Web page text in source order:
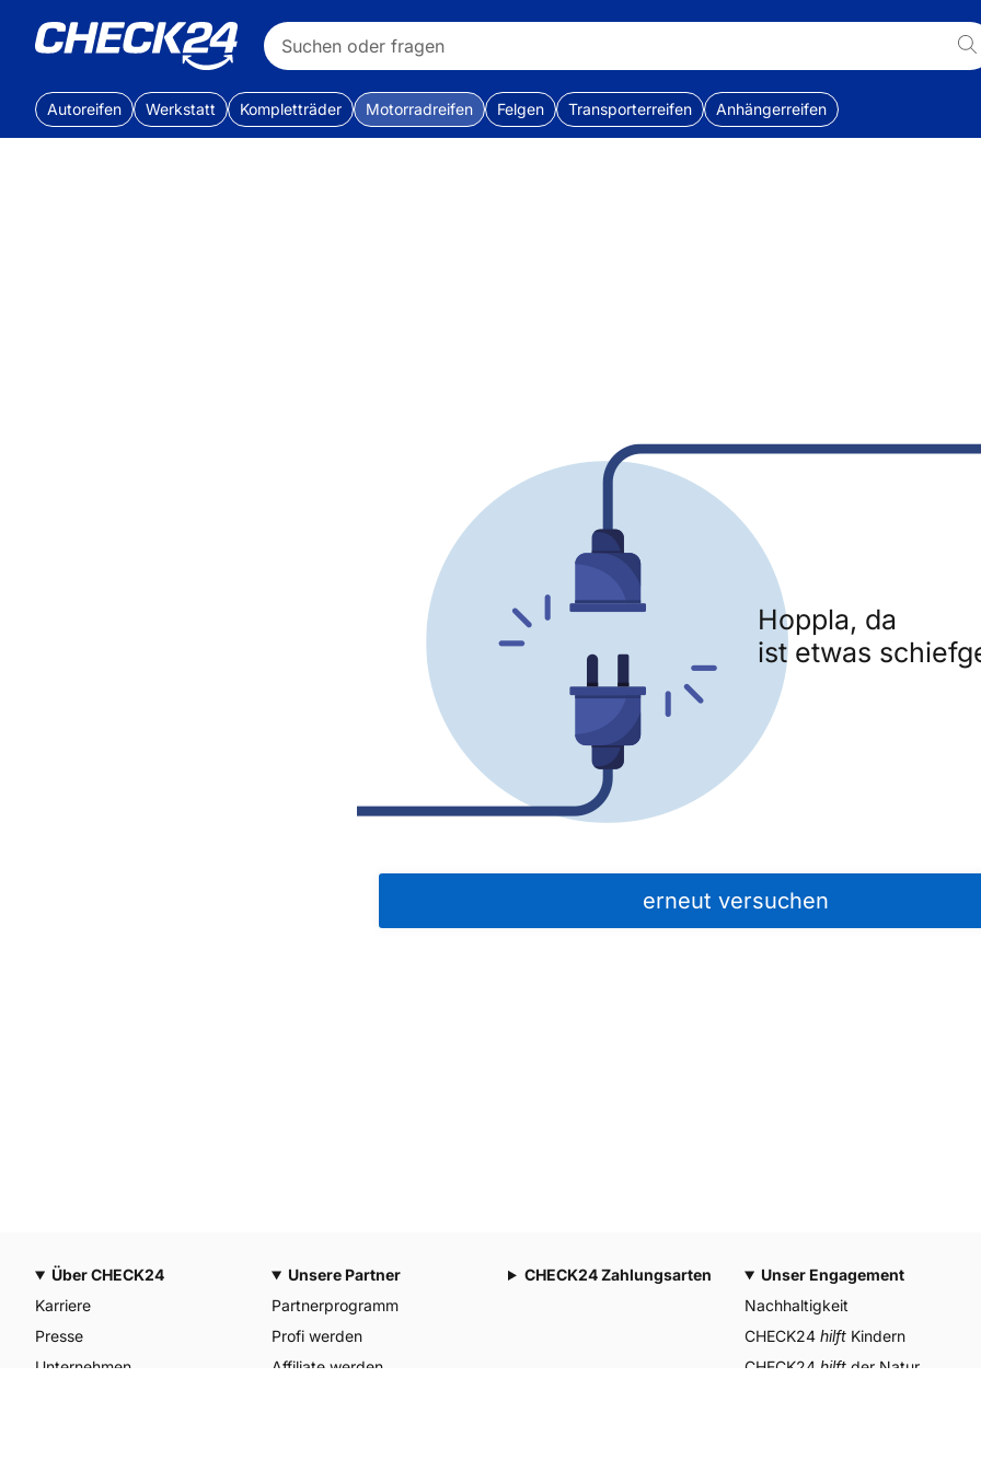
Autoreifen Werkstatt Kompletträder Motorradreifen Felgen Transporterreifen Anhängerreifen
Hoppla, da
ist etwas
erneut versuchen
Über CHECK24
Karriere
Presse
Unternehmen
Unsere Partner
Partnerprogramm
Profi werden
Affiliate werden
Unser Engagement
Nachhaltigkeit
CHECK24 hilft Kindern
CHECK24 hilft der Natur
CHECK24 Zahlungsarten